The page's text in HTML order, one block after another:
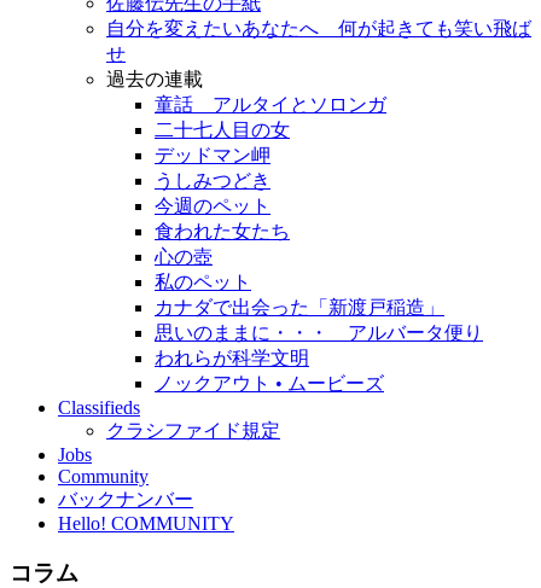
自分を変えたいあなたへ 何が起きても笑い飛ば
せ
過去の連載
童話 アルタイとソロンガ
二十七人目の女
デッドマン岬
うしみつどき
今週のペット
食われた女たち
心の壺
私のペット
カナダで出会った「新渡戸稲造」
思いのままに・・・ アルバータ便り
われらが科学文明
ノックアウト • ムービーズ
Classifieds
クラシファイド規定
Jobs
Community
バックナンバー
Hello! COMMUNITY
コラム